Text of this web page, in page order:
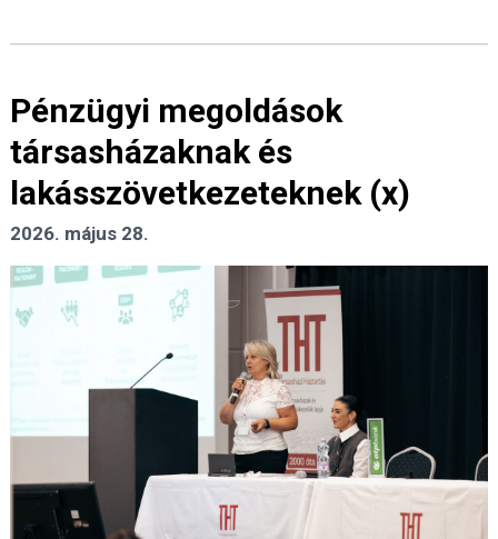
Pénzügyi megoldások
társasházaknak és
lakásszövetkezeteknek (x)
2026. május 28.